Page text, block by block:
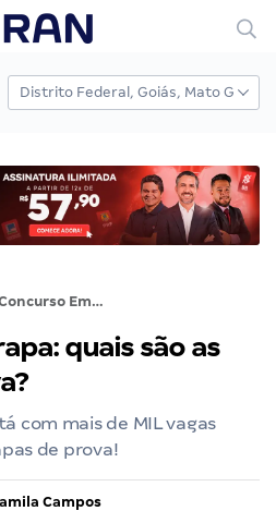
Concurso Embrapa: quais são as etapas de prova?
quais são as
com mais de MIL vagas
de prova!
Campos